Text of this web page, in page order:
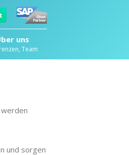
uns
Team
und sorgen